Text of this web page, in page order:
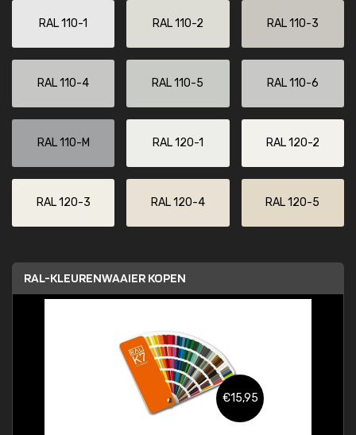
RAL 110-1 RAL 110-2 RAL 110-3
RAL 110-4 RAL 110-5 RAL 110-6
RAL 110-M RAL 120-1 RAL 120-2
RAL 120-3 RAL 120-4 RAL 120-5
RAL-KLEURENWAAIER KOPEN
€15,95